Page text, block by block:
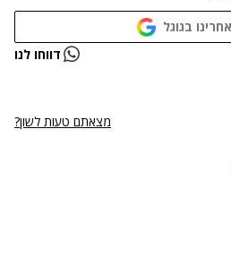
בגוגל
בבעיה דווחו לנו
מצאתם טעות לשון?